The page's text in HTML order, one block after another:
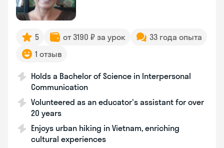
5 от 3190 ₽ за урок
33 года опыта
1 отзыв
Holds a Bachelor of Science in Interpersonal
Communication
Volunteered as an educator's assistant for over
20 years
Enjoys urban hiking in Vietnam, enriching
cultural experiences